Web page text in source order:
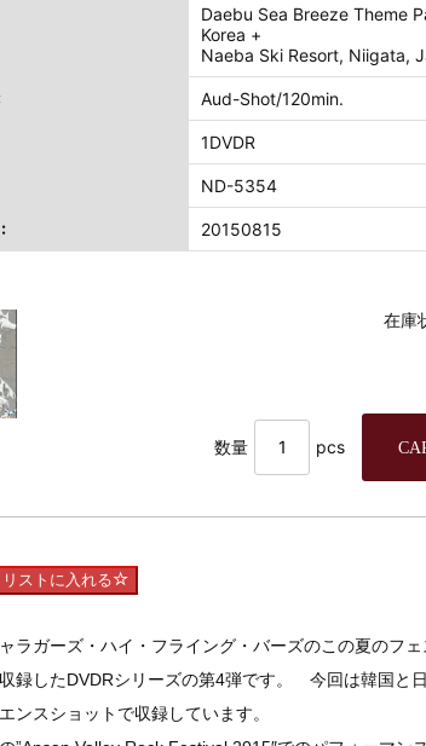
FHD 完全収録！
RING 公演 FHD 完全収録！
ィールド公演 完全収録！
完全収録！
公演 FHD 完全収録！
SBD 完全収録！
Daebu Sea Breeze Theme
Korea +
Naeba Ski Resort, Niigata,
Aud-Shot/120min.
1DVDR
ND-5354
20150815
在庫
数量 pcs
ストに入れる
ラガーズ・ハイ・フライング・バーズのこの夏のフ
録したDVDRシリーズの第4弾です。 今回は韓国と
ンスショットで収録しています。